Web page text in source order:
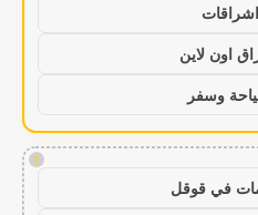
اون لاين
وسفر
!
في قوقل